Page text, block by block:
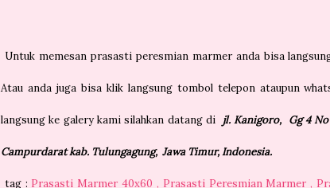
Untuk memesan prasasti peresmian marmer anda bisa
Atau anda juga bisa klik langsung tombol telepon ataupun
langsung ke galery kami silahkan datang di jl. Kanigoro, Gg 4
Campurdarat kab. Tulungagung, Jawa Timur, Indonesia.
tag : Prasasti Marmer 40x60 , Prasasti Peresmian Marmer ,